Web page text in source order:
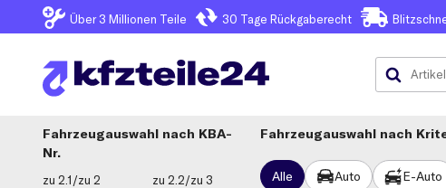
Über 3 Millionen Teile 30 Tage Rückgaberecht
Fahrzeugauswahl
KBA-
Nr.
zu 2.1/zu 2 zu 2.2/zu 3
Fahrzeugauswahl nach
Alle Auto E-Auto